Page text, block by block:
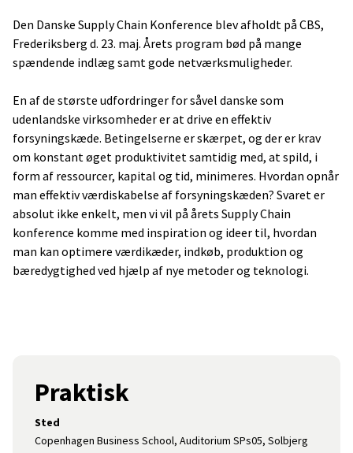
Den Danske Supply Chain Konference blev afholdt på CBS,
Frederiksberg d. 23. maj. Årets program bød på mange
spændende indlæg samt gode netværksmuligheder.
En af de største udfordringer for såvel danske som
udenlandske virksomheder er at drive en effektiv
forsyningskæde. Betingelserne er skærpet, og der er krav
om konstant øget produktivitet samtidig med, at spild, i
form af ressourcer, kapital og tid, minimeres. Hvordan opnår
man effektiv værdiskabelse af forsyningskæden? Svaret er
absolut ikke enkelt, men vi vil på årets Supply Chain
konference komme med inspiration og ideer til, hvordan
man kan optimere værdikæder, indkøb, produktion og
bæredygtighed ved hjælp af nye metoder og teknologi.
Praktisk
Sted
Copenhagen Business School, Auditorium SPs05, Solbjerg